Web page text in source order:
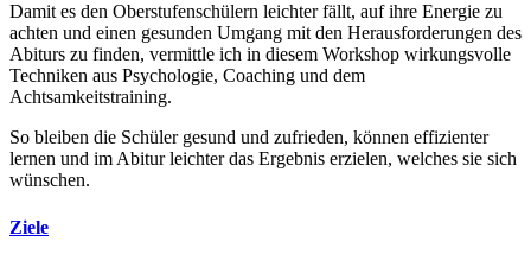
Damit es den Oberstufenschülern leichter fällt, auf ihre Energie zu
achten und einen gesunden Umgang mit den Herausforderungen des
Abiturs zu finden, vermittle ich in diesem Workshop wirkungsvolle
Techniken aus Psychologie, Coaching und dem
Achtsamkeitstraining.
So bleiben die Schüler gesund und zufrieden, können effizienter
lernen und im Abitur leichter das Ergebnis erzielen, welches sie sich
wünschen.
Ziele